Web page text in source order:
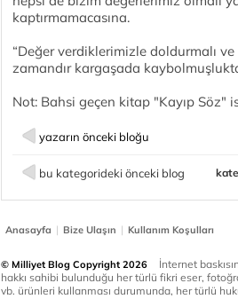
kaptırmamacasına.
“Değer verdiklerimizle doldurmalı
zamandır kargaşada
Not: Bahsi geçen kitap "Kayıp Söz"
yazarın önceki bloğu
bu kategorideki önceki blog
Anasayfa | Bize Ulaşın | Kullanım Koşulları
© Milliyet Blog Copyright 2026
İnternet
hakkı sahibi bulunduğu her türlü fikri eser,
vb. ürünleri kullanması durumunda, her türlü